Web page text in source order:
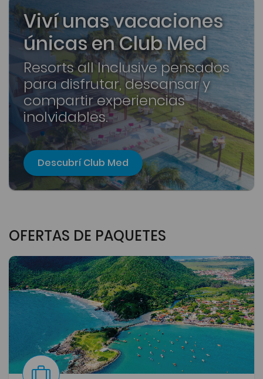
Viví unas vacaciones
únicas en Club Med
Resorts all Inclusive pensados
para disfrutar, descansar y
compartir experiencias
inolvidables.
Descubrí Club Med
OFERTAS DE PAQUETES